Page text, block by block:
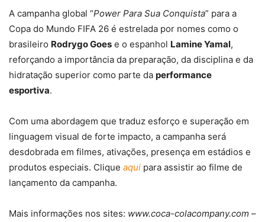
A campanha global “Power Para Sua Conquista” para a
Copa do Mundo FIFA 26 é estrelada por nomes como o
brasileiro Rodrygo Goes e o espanhol Lamine Yamal,
reforçando a importância da preparação, da disciplina e da
hidratação superior como parte da performance
esportiva.
Com uma abordagem que traduz esforço e superação em
linguagem visual de forte impacto, a campanha será
desdobrada em filmes, ativações, presença em estádios e
produtos especiais. Clique aqui para assistir ao filme de
lançamento da campanha.
Mais informações nos sites: www.coca-colacompany.com –